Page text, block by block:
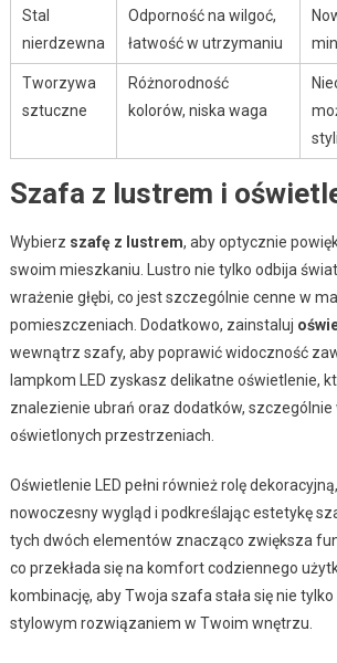
Stal
nierdzewna
Odporność na wilgoć,
łatwość w utrzymaniu
Tworzywa
sztuczne
Różnorodność
kolorów, niska waga
Szafa z lustrem i
Wybierz szafę z lustrem, aby optycznie
swoim mieszkaniu. Lustro nie tylko odbija
wrażenie głębi, co jest szczególnie cenne w
pomieszczeniach. Dodatkowo, zainstaluj
wewnątrz szafy, aby poprawić widoczność
lampkom LED zyskasz delikatne oświetlenie,
znalezienie ubrań oraz dodatków, szczególnie
oświetlonych przestrzeniach.
Oświetlenie LED pełni również rolę
nowoczesny wygląd i podkreślając estetykę
tych dwóch elementów znacząco zwiększa
co przekłada się na komfort codziennego
kombinację, aby Twoja szafa stała się nie
stylowym rozwiązaniem w Twoim wnętrzu.